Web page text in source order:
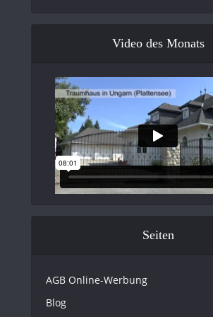
Video des Monats
Seiten
AGB Online-Werbung
Blog